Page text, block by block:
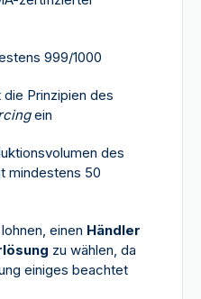
999/1000
Prinzipien des
ein
des
mindestens 50
einen Händler
zu wählen, da
einiges beachtet